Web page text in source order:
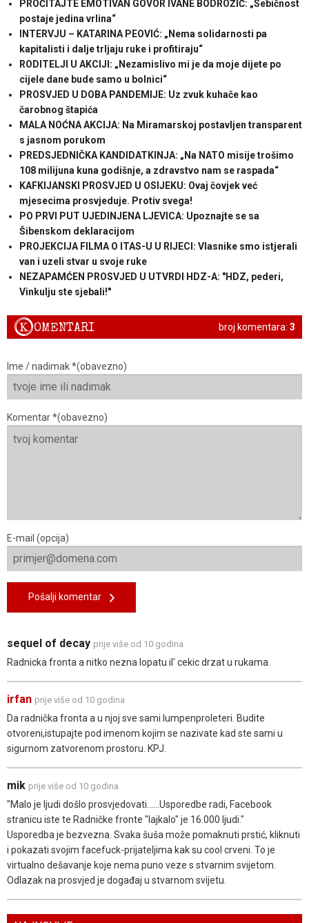
PROČITAJTE EMOTIVAN GOVOR IVANE BODROŽIĆ: „Sebičnost
postaje jedina vrlina“
INTERVJU – KATARINA PEOVIĆ: „Nema solidarnosti pa
kapitalisti i dalje trljaju ruke i profitiraju“
RODITELJI U AKCIJI: „Nezamislivo mi je da moje dijete po
cijele dane bude samo u bolnici“
PROSVJED U DOBA PANDEMIJE: Uz zvuk kuhače kao
čarobnog štapića
MALA NOĆNA AKCIJA: Na Miramarskoj postavljen transparent
s jasnom porukom
PREDSJEDNIČKA KANDIDATKINJA: „Na NATO misije trošimo
108 milijuna kuna godišnje, a zdravstvo nam se raspada“
KAFKIJANSKI PROSVJED U OSIJEKU: Ovaj čovjek već
mjesecima prosvjeduje. Protiv svega!
PO PRVI PUT UJEDINJENA LJEVICA: Upoznajte se sa
Šibenskom deklaracijom
PROJEKCIJA FILMA O ITAS-U U RIJECI: Vlasnike smo istjerali
van i uzeli stvar u svoje ruke
NEZAPAMĆEN PROSVJED U UTVRDI HDZ-A: "HDZ, pederi,
Vinkulju ste sjebali!"
broj komentara: 3
KOMENTARI
Ime / nadimak *(obavezno)
Komentar *(obavezno)
E-mail (opcija)
Pošalji komentar
sequel of decay prije više od 10 godina
Radnicka fronta a nitko nezna lopatu il' cekic drzat u rukama.
irfan prije više od 10 godina
Da radnička fronta a u njoj sve sami lumpenproleteri. Budite
otvoreni,istupajte pod imenom kojim se nazivate kad ste sami u
sigurnom zatvorenom prostoru. KPJ.
mik prije više od 10 godina
"Malo je ljudi došlo prosvjedovati......Usporedbe radi, Facebook
stranicu iste te Radničke fronte "lajkalo" je 16.000 ljudi."
Usporedba je bezvezna. Svaka šuša može pomaknuti prstić, kliknuti
i pokazati svojim facefuck-prijateljima kak su cool crveni. To je
virtualno dešavanje koje nema puno veze s stvarnim svijetom.
Odlazak na prosvjed je događaj u stvarnom svijetu.